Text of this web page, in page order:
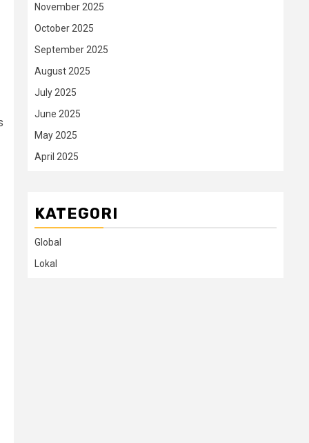
November 2025
October 2025
September 2025
August 2025
July 2025
June 2025
May 2025
April 2025
KATEGORI
Global
Lokal